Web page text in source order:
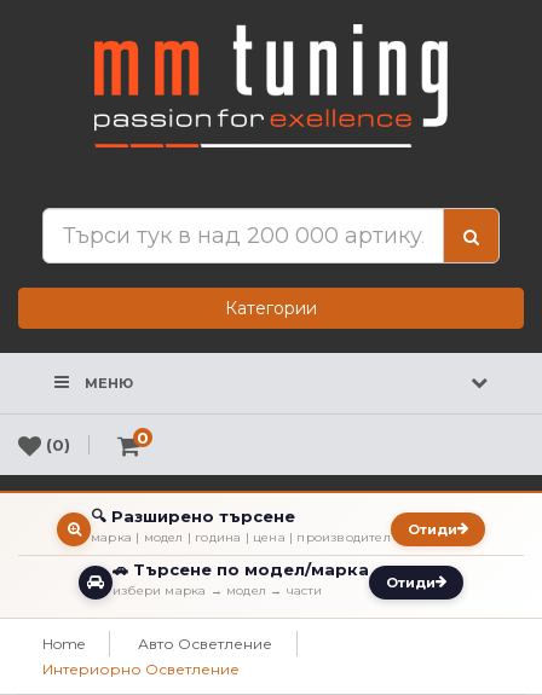
Категории
МЕНЮ
(0) 0
🔍 Разширено търсене
марка | модел | година | цена | производител Отиди
🚗 Търсене по модел/марка
избери марка → модел → части Отиди
Home
Авто Осветление
Интериорно Осветление